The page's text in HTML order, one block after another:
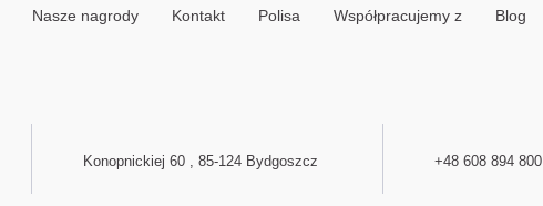
Nasze nagrody Kontakt Polisa Współpracujemy z Blog
Konopnickiej 60 , 85-124 Bydgoszcz +48 608 894 800